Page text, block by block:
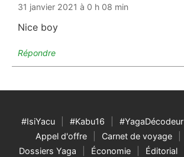
31 janvier 2021 à 0 h 08 min
Nice boy
Répondre
#IsiYacu #Kabu16 #YagaDécodeur
Appel d'offre
Carnet de voyage
Dossiers Yaga
Économie Éditorial